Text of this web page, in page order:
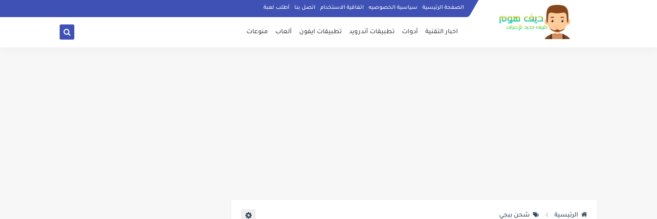
الصفحة الرئيسية سياسية الخصوصيه اتفاقية الاستخدام اتصل بنا أطلب لعبة
اخبار التقنية أدوات تطبيقات أندرويد تطبيقات ايفون ألعاب منوعات
الرئيسية شحن ببجي